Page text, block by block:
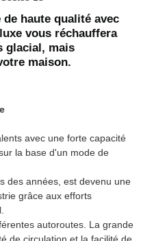
haute qualité avec
vous réchauffera
glacial, mais
maison.
avec une forte capacité
la base d'un mode de
des années, est devenu une
grâce aux efforts
autoroutes. La grande
de circulation et la facilité de